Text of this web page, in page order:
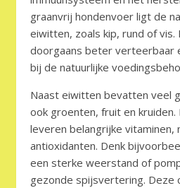
graanvrij hondenvoer ligt de
eiwitten, zoals kip, rund of
doorgaans beter verteerbaar
bij de natuurlijke
Naast eiwitten bevatten veel
ook groenten, fruit en
leveren belangrijke vitaminen,
antioxidanten. Denk
een sterke weerstand of
gezonde spijsvertering. Deze